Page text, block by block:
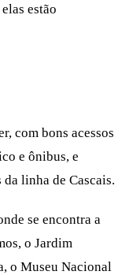
estão
com bons acessos
e ônibus, e
linha de Cascais.
se encontra a
o Jardim
o Museu Nacional